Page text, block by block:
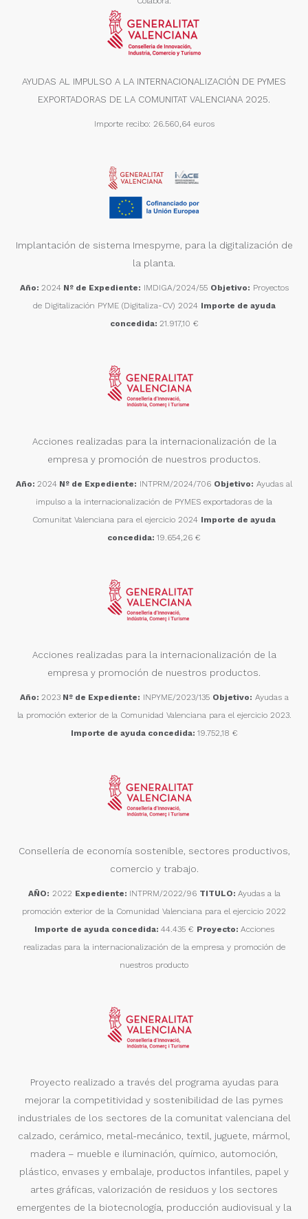
AYUDAS AL IMPULSO A LA INTERNACIONALIZACIÓN DE PYMES
EXPORTADORAS DE LA COMUNITAT VALENCIANA 2025.
Importe recibo: 26.560,64 euros
Implantación de sistema Imespyme, para la digitalización de
la planta.
Año: 2024Nº de Expediente: IMDIGA/2024/55 Objetivo: Proyectos
de Digitalización PYME (Digitaliza-CV) 2024 Importe de ayuda
concedida: 21.917,10 €
Acciones realizadas para la internacionalización de la
empresa y promoción de nuestros productos.
Año: 2024 Nº de Expediente: INTPRM/2024/706 Objetivo: Ayudas al
impulso a la internacionalización de PYMES exportadoras de la
Comunitat Valenciana para el ejercicio 2024 Importe de ayuda
concedida: 19.654,26 €
Acciones realizadas para la internacionalización de la
empresa y promoción de nuestros productos.
Año: 2023Nº de Expediente: INPYME/2023/135 Objetivo: Ayudas a
la promoción exterior de la Comunidad Valenciana para el ejercicio 2023.
Importe de ayuda concedida: 19.752,18 €
Consellería de economía sostenible, sectores productivos,
comercio y trabajo.
AÑO: 2022 Expediente: INTPRM/2022/96 TITULO: Ayudas a la
promoción exterior de la Comunidad Valenciana para el ejercicio 2022
Importe de ayuda concedida: 44.435 € Proyecto: Acciones
realizadas para la internacionalización de la empresa y promoción de
nuestros producto
Proyecto realizado a través del programa ayudas para
mejorar la competitividad y sostenibilidad de las pymes
industriales de los sectores de la comunitat valenciana del
calzado, cerámico, metal-mecánico, textil, juguete, mármol,
madera – mueble e iluminación, químico, automoción,
plástico, envases y embalaje, productos infantiles, papel y
artes gráficas, valorización de residuos y los sectores
emergentes de la biotecnología, producción audiovisual y la